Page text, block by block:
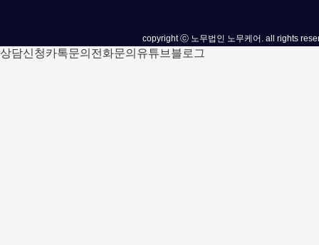
copyright ⓒ 노무법인 노무케어. all rights
상담신청카톡문의전화문의유튜브블로그